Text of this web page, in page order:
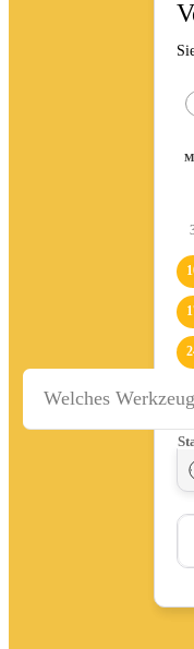
Umzug
Unwetter